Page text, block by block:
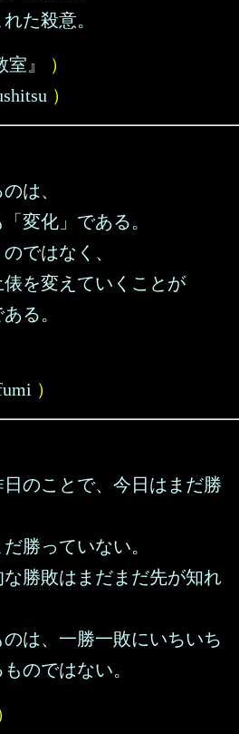
た殺意。
』
）
）
は、
変化」である。
ではなく、
を変えていくことが
る。
）
のことで、今日はまだ勝
勝っていない。
勝敗はまだまだ先が知れ
は、一勝一敗にいちいち
のではない。